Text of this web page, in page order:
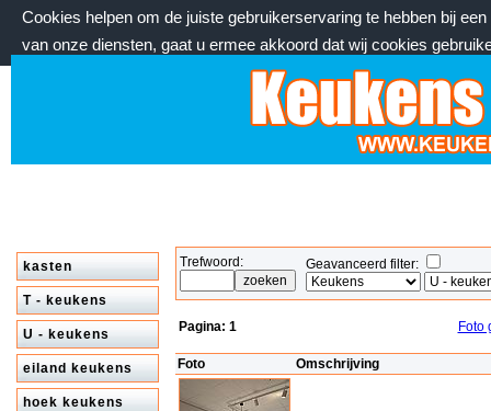
Cookies helpen om de juiste gebruikerservaring te hebben bij
van onze diensten, gaat u ermee akkoord dat wij cookies
maandag 10 augustus 2026, 22:18 uur
kasten
T - keukens
U - keukens
eiland keukens
hoek keukens
Trefwoord: Geavanceerd filter:
Pagina: 1 Foto
Foto Omschrijving